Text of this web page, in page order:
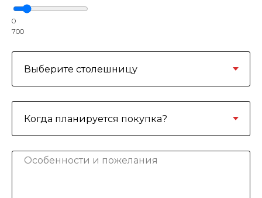
0
700